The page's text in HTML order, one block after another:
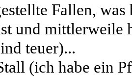
Fallen,
und mittlerweile
teuer)...
(ich habe ein